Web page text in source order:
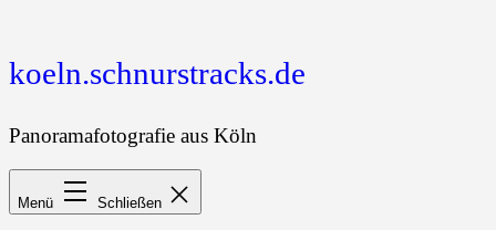
koeln.schnurstracks.de
Panoramafotografie aus Köln
Menü Schließen